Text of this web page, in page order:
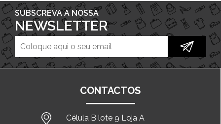
SUBSCREVA A NOSSA
NEWSLETTER
CONTACTOS
Célula B lote 9 Loja A